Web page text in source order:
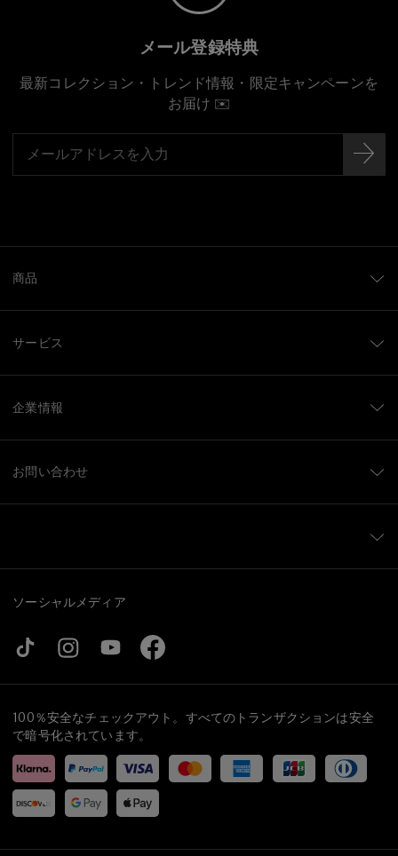
メール登録特典
最新コレクション・トレンド情報・限定キャンペーンを
お届け ✉️
商品
サービス
企業情報
お問い合わせ
ソーシャルメディア
100％安全なチェックアウト。すべてのトランザクションは安全
で暗号化されています。